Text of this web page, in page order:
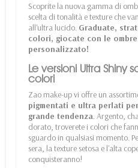
Scoprite la nuova gamma di
scelta di tonalità e texture che
all'ultra lucido. Graduate,
colori, giocate con le
personalizzato!
Le versioni Ultra Shiny
colori
Zao make-up vi offre un
pigmentati e ultra perlati
grande tendenza. Argento,
dorato, troverete i colori che
sguardo in qualsiasi momento.
sera, la texture setosa e l'alta
conquisteranno!